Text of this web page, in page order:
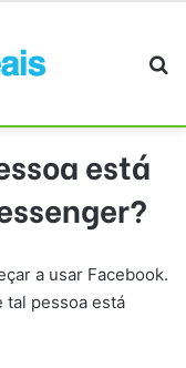
está
a usar Facebook.
tal pessoa está